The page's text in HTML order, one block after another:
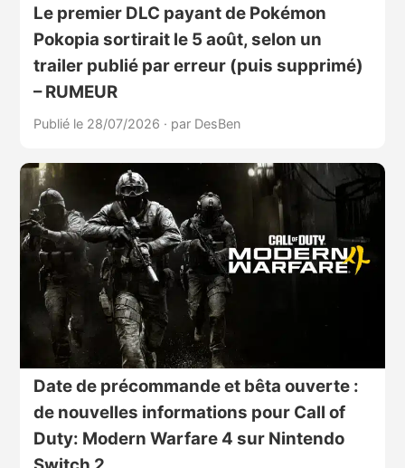
Le premier DLC payant de Pokémon
Pokopia sortirait le 5 août, selon un
trailer publié par erreur (puis supprimé)
– RUMEUR
Publié le 28/07/2026 · par DesBen
Date de précommande et bêta ouverte :
de nouvelles informations pour Call of
Duty: Modern Warfare 4 sur Nintendo